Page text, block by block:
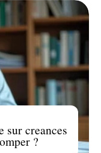
sur creances
?